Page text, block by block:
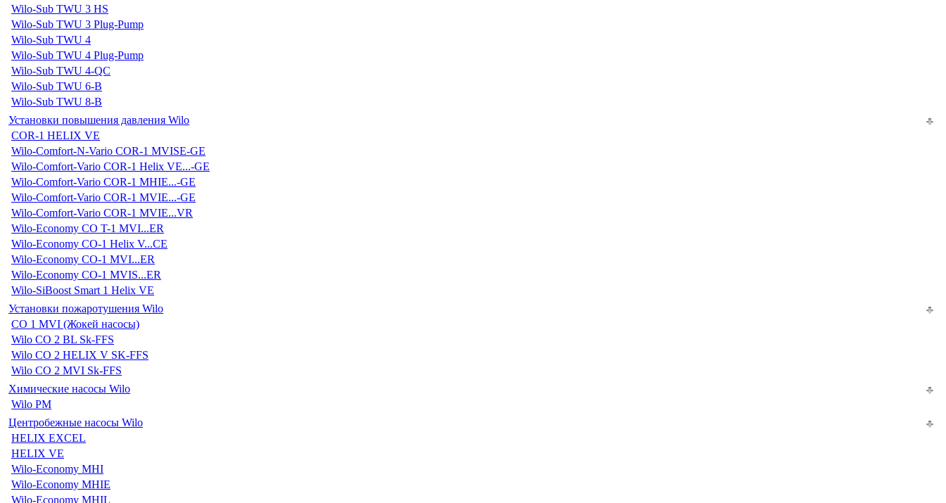
Wilo-Sub TWU 3 HS
Wilo-Sub TWU 3 Plug-Pump
Wilo-Sub TWU 4
Wilo-Sub TWU 4 Plug-Pump
Wilo-Sub TWU 4-QC
Wilo-Sub TWU 6-B
Wilo-Sub TWU 8-B
Установки повышения давления Wilo
COR-1 HELIX VE
Wilo-Comfort-N-Vario COR-1 MVISE-GE
Wilo-Comfort-Vario COR-1 Helix VE...-GE
Wilo-Comfort-Vario COR-1 MHIE...-GE
Wilo-Comfort-Vario COR-1 MVIE...-GE
Wilo-Comfort-Vario COR-1 MVIE...VR
Wilo-Economy CO T-1 MVI...ER
Wilo-Economy CO-1 Helix V...CE
Wilo-Economy CO-1 MVI...ER
Wilo-Economy CO-1 MVIS...ER
Wilo-SiBoost Smart 1 Helix VE
Установки пожаротушения Wilo
CO 1 MVI (Жокей насосы)
Wilo CO 2 BL Sk-FFS
Wilo CO 2 HELIX V SK-FFS
Wilo CO 2 MVI Sk-FFS
Химические насосы Wilo
Wilo PM
Центробежные насосы Wilo
HELIX EXCEL
HELIX VE
Wilo-Economy MHI
Wilo-Economy MHIE
Wilo-Economy MHIL